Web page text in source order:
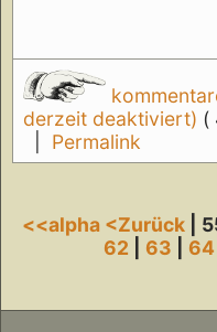
derzeit deaktiviert) (
Permalink
<<alpha <Zurück |
62
63 64